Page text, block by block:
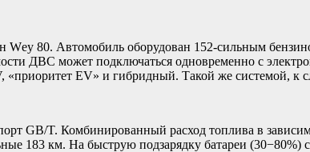
Wеy 80. Автомобиль оборудован 152-сильным
ДВС может подключаться одновременно с
«приоритет EV» и гибридный. Такой же системой,
GB/T. Комбинированный расход топлива в
183 км. На быструю подзарядку батареи (30−80%)